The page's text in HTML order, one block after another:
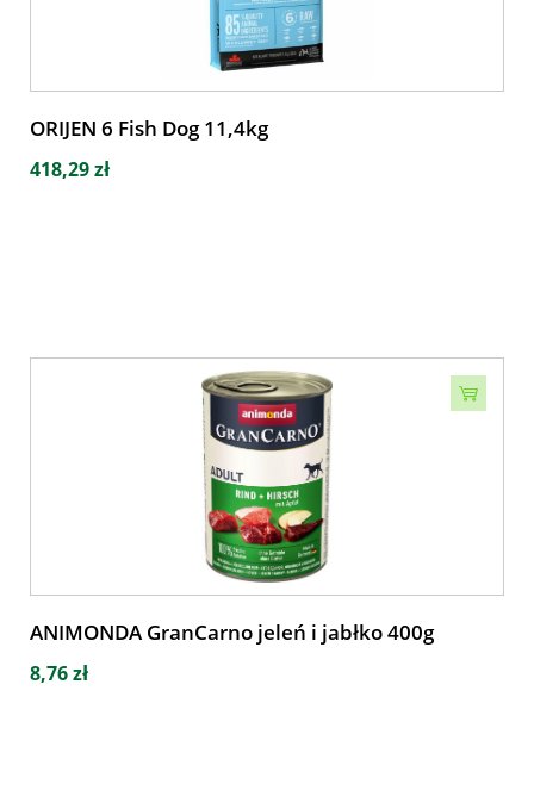
ORIJEN 6 Fish Dog 11,4kg
418,29 zł
ANIMONDA GranCarno jeleń i jabłko 400g
8,76 zł